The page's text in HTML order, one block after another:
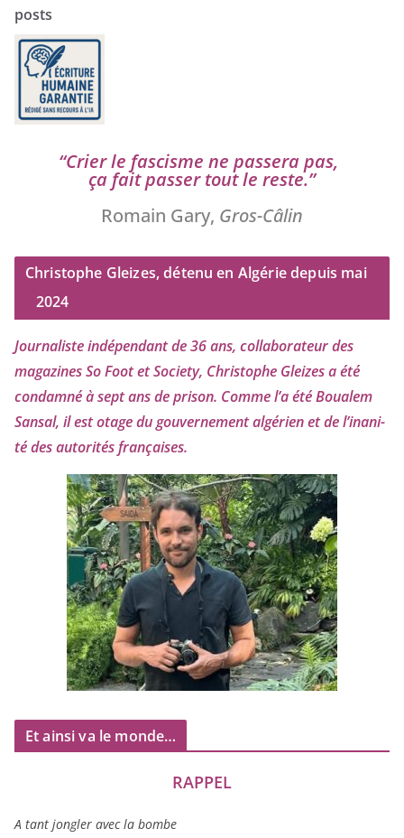
posts
“Crier le fas­cisme ne pas­se­ra pas,
ça fait pas­ser tout le reste.”
Romain Gary, Gros-Câlin
Christophe Gleizes, détenu en Algérie depuis mai
2024
Journaliste indé­pen­dant de36ans, col­la­bo­ra­teur des
maga­zines So Foot et Society, Christophe Gleizesa été
condam­né à sept ans de pri­son. Comme l’a été Boualem
Sansal, il est otage du gou­ver­ne­ment algé­rien et de l’i­na­ni­
té des auto­ri­tés françaises.
Et ainsi va le monde…
RAPPEL
A tant jon­gler avec la bombe